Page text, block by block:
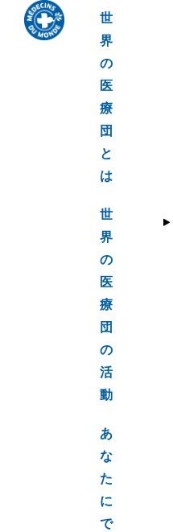
世
界
の
医
療
団
と
は
世
界
の
医
療
団
の
活
動
あ
な
た
に
で